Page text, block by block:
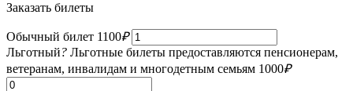
Заказать билеты
Обычный билет 1100₽
Льготный? Льготные билеты предоставляются пенсионерам,
ветеранам, инвалидам и многодетным семьям 1000₽